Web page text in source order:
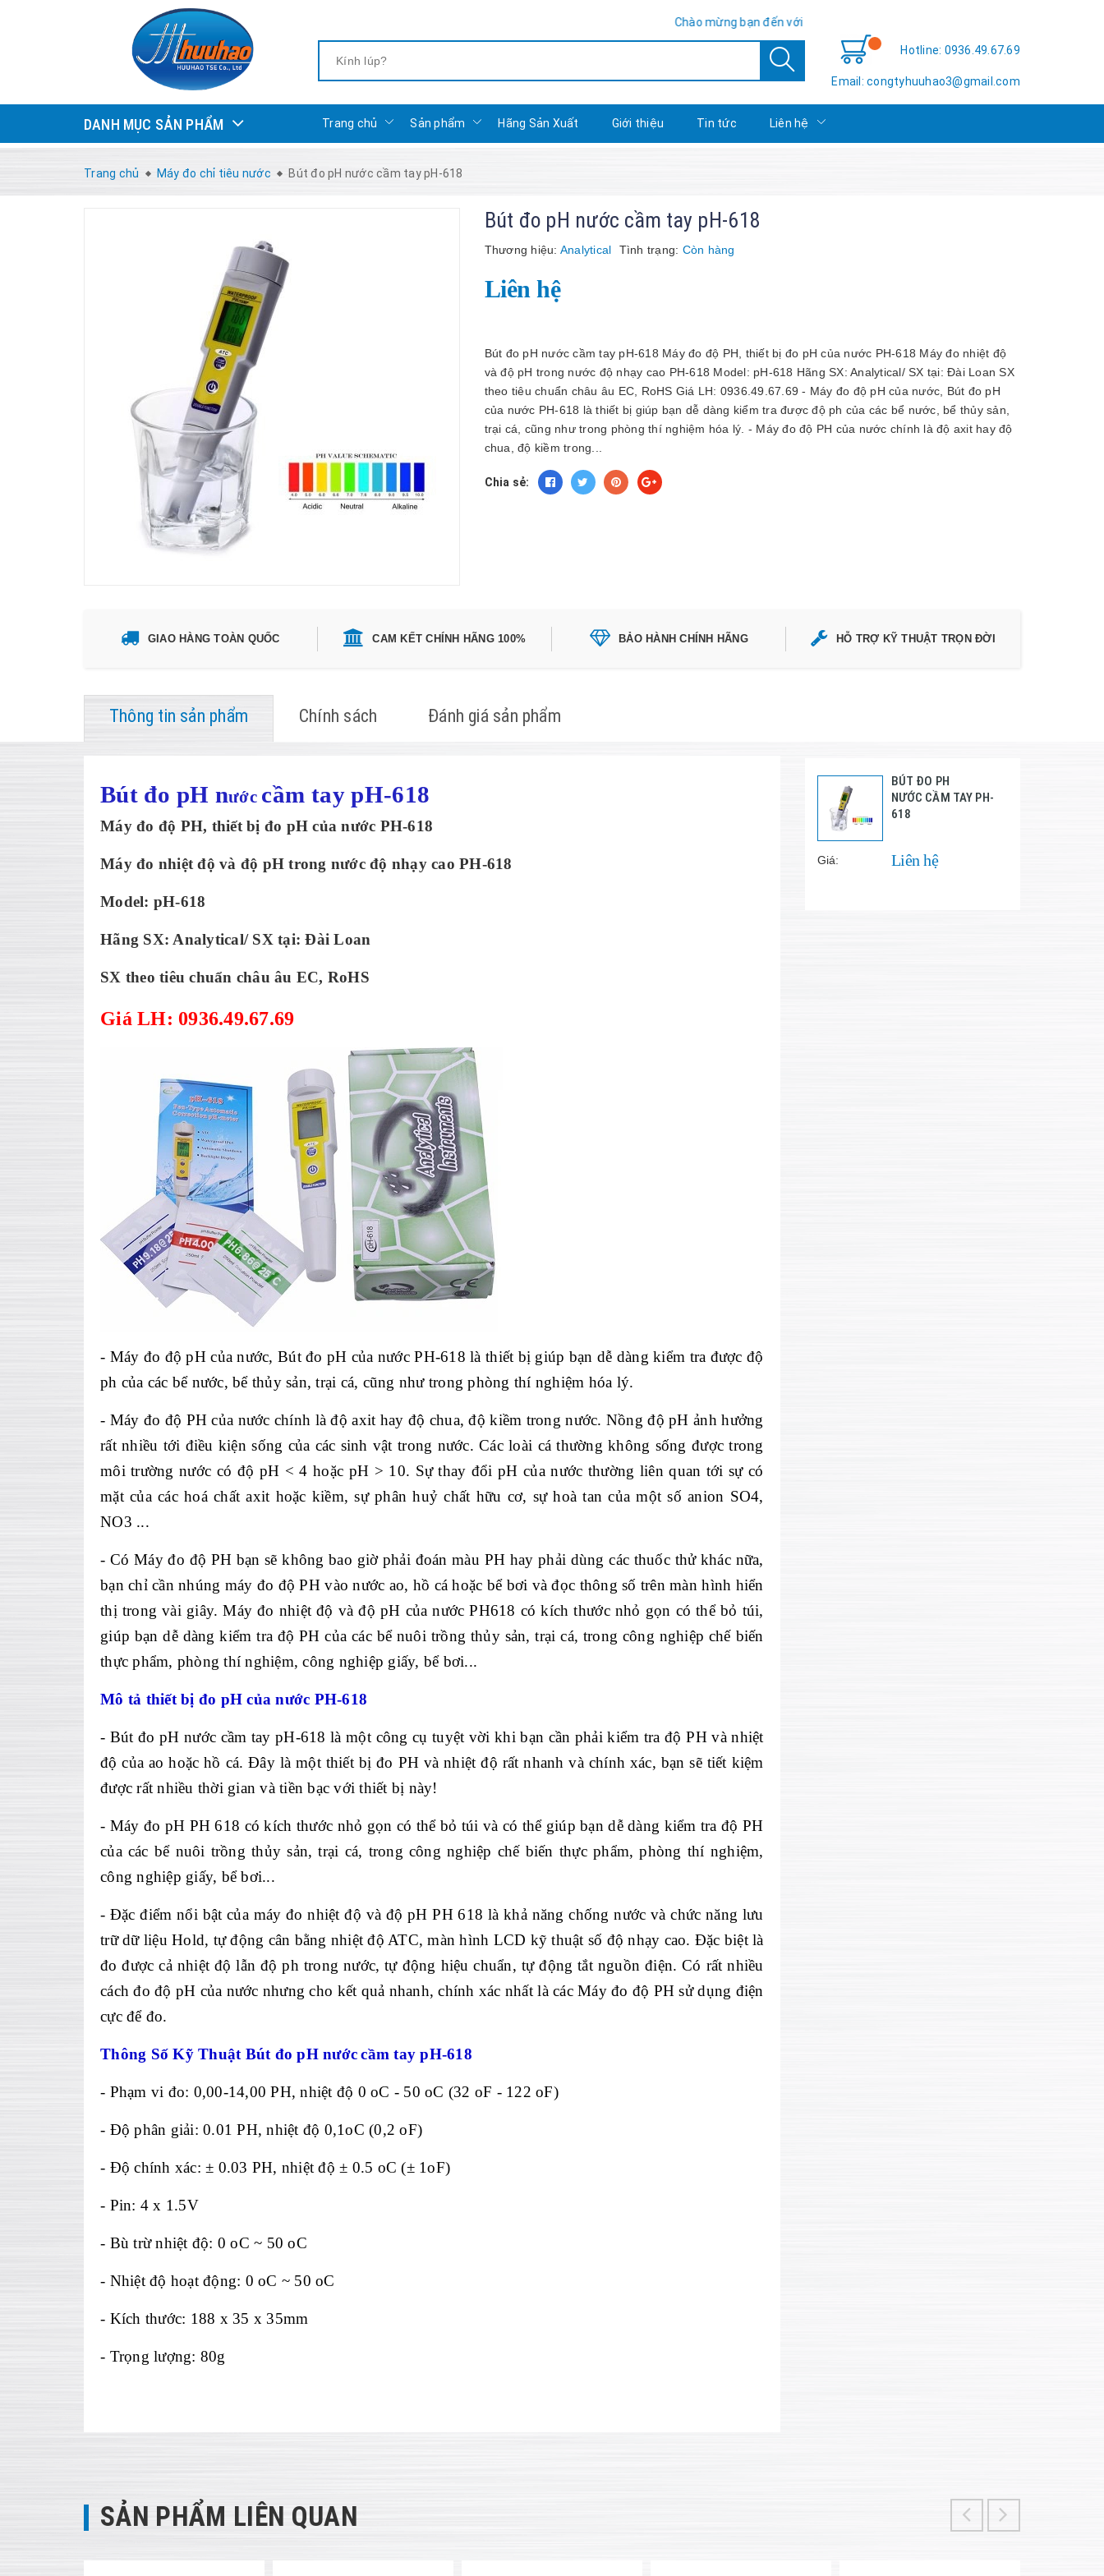
Chào mừng bạn đến với Hữu Hảo TSE - Sự hài lòng của bạn là thành công của chúng tôi!
Hotline: 0936.49.67.69
Email: congtyhuuhao3@gmail.com
DANH MỤC SẢN PHẨM Trang chủ Sản phẩm Hãng Sản Xuất Giới thiệu Tin tức Liên hệ
Trang chủ Máy đo chỉ tiêu nước Bút đo pH nước cầm tay pH-618
Bút đo pH nước cầm tay pH-618
Thương hiệu: Analytical Tình trạng: Còn hàng
Liên hệ
Bút đo pH nước cầm tay pH-618 Máy đo độ PH, thiết bị đo pH của nước PH-618 Máy đo nhiệt độ
và độ pH trong nước độ nhạy cao PH-618 Model: pH-618 Hãng SX: Analytical/ SX tại: Đài Loan SX
theo tiêu chuẩn châu âu EC, RoHS Giá LH: 0936.49.67.69 - Máy đo độ pH của nước, Bút đo pH
của nước PH-618 là thiết bị giúp bạn dễ dàng kiểm tra được độ ph của các bể nước, bể thủy sản,
trại cá, cũng như trong phòng thí nghiệm hóa lý. - Máy đo độ PH của nước chính là độ axit hay độ
chua, độ kiềm trong...
Chia sẻ:
GIAO HÀNG TOÀN QUỐC CAM KẾT CHÍNH HÃNG 100% BẢO HÀNH CHÍNH HÃNG HỖ TRỢ KỸ THUẬT TRỌN ĐỜI
Thông tin sản phẩm Chính sách Đánh giá sản phẩm
Bút đo pH nước cầm taypH-618
Máy đo độ PH, thiết bị đo pH của nước PH-618
Máy đo nhiệt độ và độ pH trong nước độ nhạy cao PH-618
Model: pH-618
Hãng SX: Analytical/ SX tại: Đài Loan
SX theo tiêu chuẩn châu âu EC, RoHS
Giá LH: 0936.49.67.69
- Máy đo độ pH của nước, Bút đo pH của nước PH-618 là thiết bị giúp bạn dễ dàng kiểm tra được độ
ph của các bể nước, bể thủy sản, trại cá, cũng như trong phòng thí nghiệm hóa lý.
- Máy đo độ PH của nước chính là độ axit hay độ chua, độ kiềm trong nước. Nồng độ pH ảnh hưởng
rất nhiều tới điều kiện sống của các sinh vật trong nước. Các loài cá thường không sống được trong
môi trường nước có độ pH < 4 hoặc pH > 10. Sự thay đổi pH của nước thường liên quan tới sự có
mặt của các hoá chất axit hoặc kiềm, sự phân huỷ chất hữu cơ, sự hoà tan của một số anion SO4,
NO3 ...
- Có Máy đo độ PH bạn sẽ không bao giờ phải đoán màu PH hay phải dùng các thuốc thử khác nữa,
bạn chỉ cần nhúng máy đo độ PH vào nước ao, hồ cá hoặc bể bơi và đọc thông số trên màn hình hiển
thị trong vài giây. Máy đo nhiệt độ và độ pH của nước PH618 có kích thước nhỏ gọn có thể bỏ túi,
giúp bạn dễ dàng kiểm tra độ PH của các bể nuôi trồng thủy sản, trại cá, trong công nghiệp chế biến
thực phẩm, phòng thí nghiệm, công nghiệp giấy, bể bơi...
Mô tả thiết bị đo pH của nước PH-618
- Bút đo pH nước cầm tay pH-618 là một công cụ tuyệt vời khi bạn cần phải kiểm tra độ PH và nhiệt
độ của ao hoặc hồ cá. Đây là một thiết bị đo PH và nhiệt độ rất nhanh và chính xác, bạn sẽ tiết kiệm
được rất nhiều thời gian và tiền bạc với thiết bị này!
- Máy đo pH PH 618 có kích thước nhỏ gọn có thể bỏ túi và có thể giúp bạn dễ dàng kiểm tra độ PH
của các bể nuôi trồng thủy sản, trại cá, trong công nghiệp chế biến thực phẩm, phòng thí nghiệm,
công nghiệp giấy, bể bơi...
- Đặc điểm nổi bật của máy đo nhiệt độ và độ pH PH 618 là khả năng chống nước và chức năng lưu
trữ dữ liệu Hold, tự động cân bằng nhiệt độ ATC, màn hình LCD kỹ thuật số độ nhạy cao. Đặc biệt là
đo được cả nhiệt độ lẫn độ ph trong nước, tự động hiệu chuẩn, tự động tắt nguồn điện. Có rất nhiều
cách đo độ pH của nước nhưng cho kết quả nhanh, chính xác nhất là các Máy đo độ PH sử dụng điện
cực để đo.
Thông Số Kỹ Thuật Bút đo pH nước cầm tay pH-618
- Phạm vi đo: 0,00-14,00 PH, nhiệt độ 0 oC - 50 oC (32 oF - 122 oF)
- Độ phân giải: 0.01 PH, nhiệt độ 0,1oC (0,2 oF)
- Độ chính xác: ± 0.03 PH, nhiệt độ ± 0.5 oC (± 1oF)
- Pin: 4 x 1.5V
- Bù trừ nhiệt độ: 0 oC ~ 50 oC
- Nhiệt độ hoạt động: 0 oC ~ 50 oC
- Kích thước: 188 x 35 x 35mm
- Trọng lượng: 80g
BÚT ĐO PH
NƯỚC CẦM TAY PH-
618
Giá: Liên hệ
SẢN PHẨM LIÊN QUAN